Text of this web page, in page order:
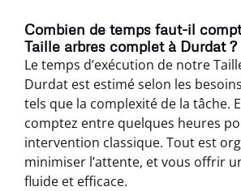
Combien de temps faut-il
Taille arbres complet à Durdat ?
Le temps d’exécution de notre
Durdat est estimé selon les
tels que la complexité de la tâche.
comptez entre quelques heures
intervention classique. Tout est
minimiser l’attente, et vous offrir
fluide et efficace.